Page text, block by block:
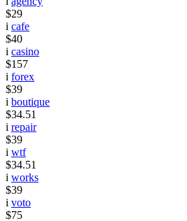
$29
i cafe
$40
i casino
$157
i forex
$39
i boutique
$34.51
i repair
$39
i wtf
$34.51
i works
$39
i voto
$75